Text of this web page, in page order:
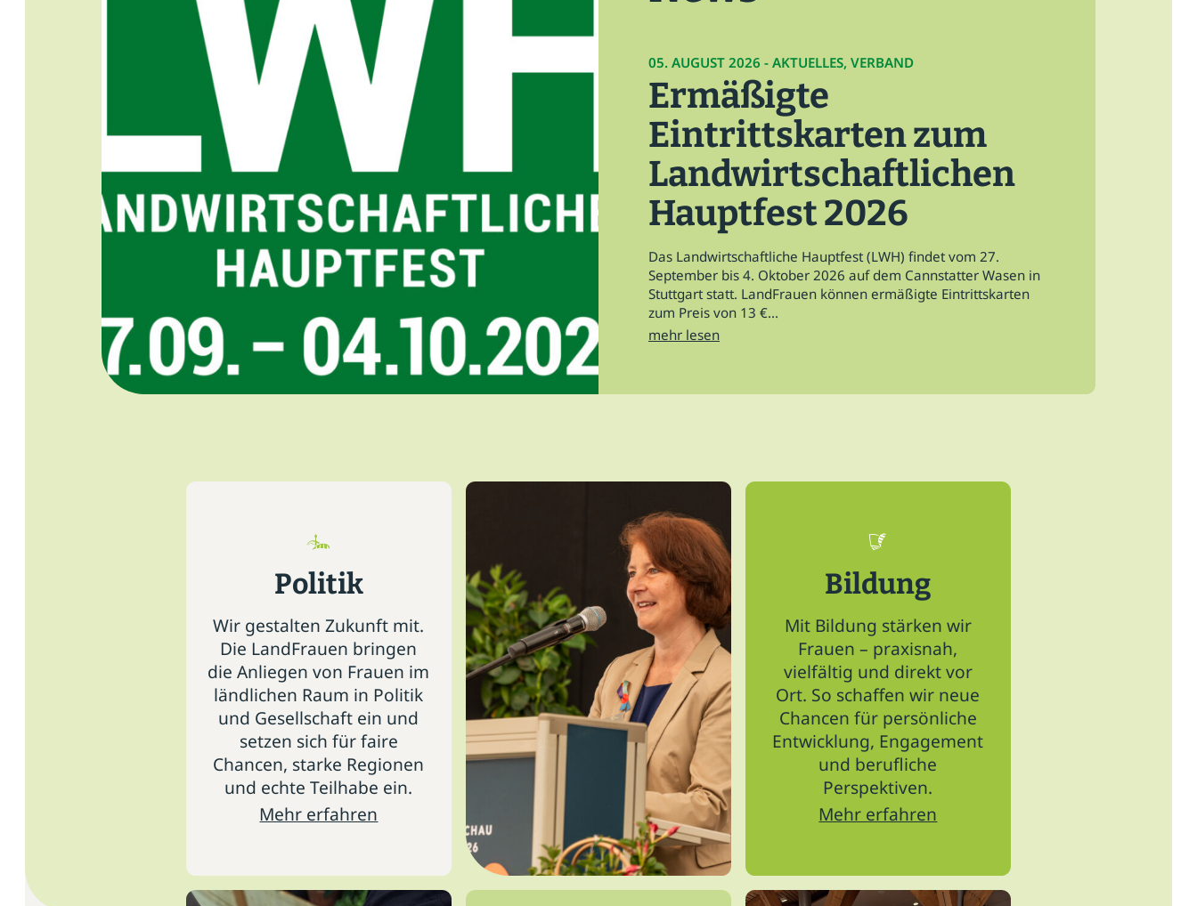
Mitglied werden
05. AUGUST 2026 - AKTUELLES, VERBAND
Ermäßigte
Eintrittskarten zum
Landwirtschaftlichen
Hauptfest 2026
Das Landwirtschaftliche Hauptfest (LWH) findet vom 27.
September bis 4. Oktober 2026 auf dem Cannstatter Wasen in
Stuttgart statt. LandFrauen können ermäßigte Eintrittskarten
zum Preis von 13 €...
mehr lesen
Politik
Wir gestalten Zukunft mit.
Die LandFrauen bringen
die Anliegen von Frauen im
ländlichen Raum in Politik
und Gesellschaft ein und
setzen sich für faire
Chancen, starke Regionen
und echte Teilhabe ein.
Mehr erfahren
Bildung
Mit Bildung stärken wir
Frauen – praxisnah,
vielfältig und direkt vor
Ort. So schaffen wir neue
Chancen für persönliche
Entwicklung, Engagement
und berufliche
Perspektiven.
Mehr erfahren